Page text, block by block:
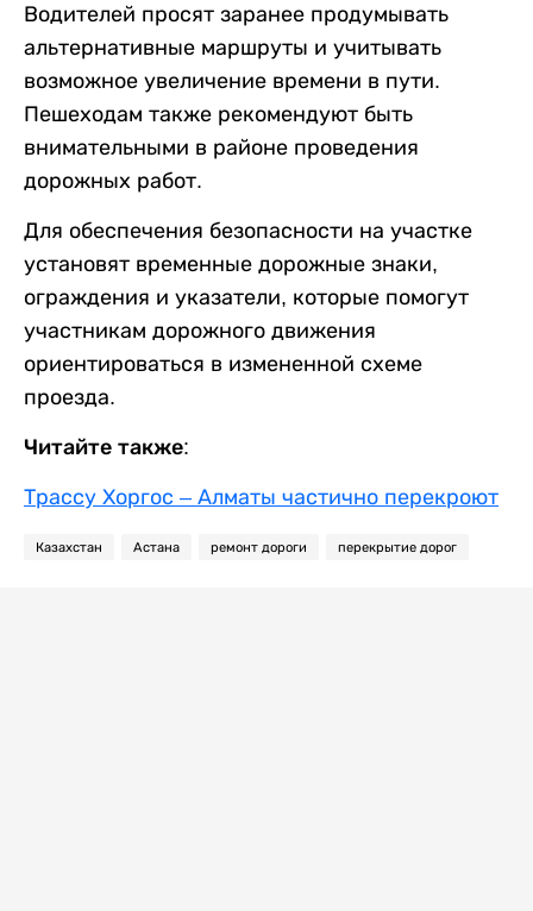
Водителей просят заранее продумывать
альтернативные маршруты и учитывать
возможное увеличение времени в пути.
Пешеходам также рекомендуют быть
внимательными в районе проведения
дорожных работ.
Для обеспечения безопасности на участке
установят временные дорожные знаки,
ограждения и указатели, которые помогут
участникам дорожного движения
ориентироваться в измененной схеме
проезда.
Читайте также:
Трассу Хоргос – Алматы частично перекроют
Казахстан Астана ремонт дороги перекрытие дорог